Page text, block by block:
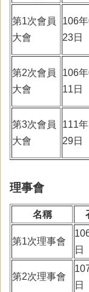
第1次會員
大會
106
23日
第2次會員
大會
106
11日
第3次會員
大會
111
29日
理事會
名稱
第1次理事會
日
第2次理事會
日